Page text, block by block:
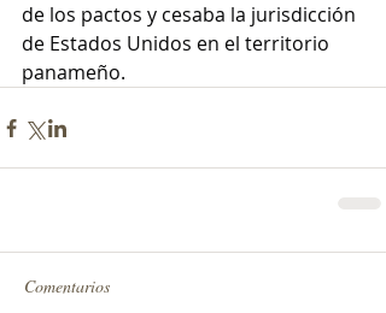
de los pactos y cesaba la jurisdicción
de Estados Unidos en el territorio
panameño.
Comentarios